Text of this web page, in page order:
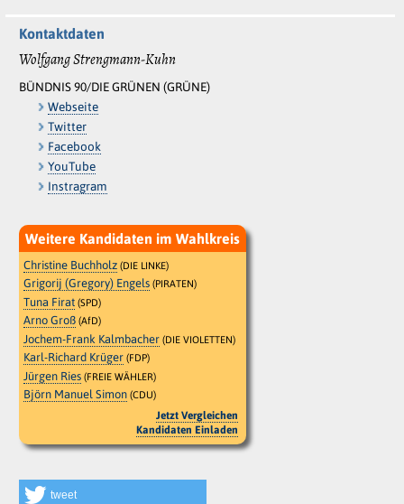
Kontaktdaten
Wolfgang Strengmann-Kuhn
BÜNDNIS 90/DIE GRÜNEN (GRÜNE)
Webseite
Twitter
Facebook
YouTube
Instragram
Weitere Kandidaten im Wahlkreis
Christine Buchholz (DIE LINKE)
Grigorij (Gregory) Engels (PIRATEN)
Tuna Firat (SPD)
Arno Groß (AfD)
Jochem-Frank Kalmbacher (DIE VIOLETTEN)
Karl-Richard Krüger (FDP)
Jürgen Ries (FREIE WÄHLER)
Björn Manuel Simon (CDU)
Jetzt Vergleichen
Kandidaten Einladen
tweet